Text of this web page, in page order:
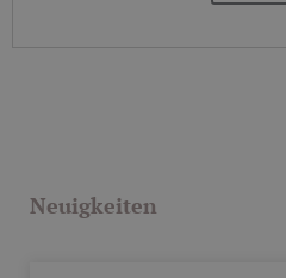
Neuigkeiten